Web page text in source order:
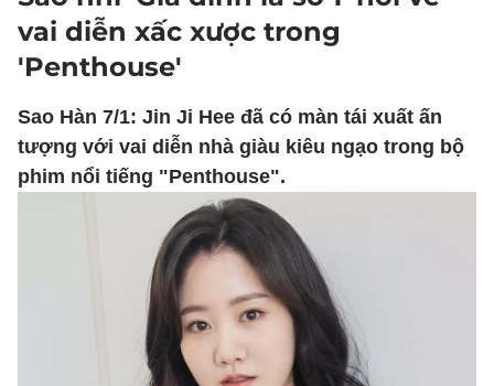
vai diễn xấc xược trong
'Penthouse'
Sao Hàn 7/1: Jin Ji Hee đã có màn tái xuất ấn
tượng với vai diễn nhà giàu kiêu ngạo trong bộ
phim nổi tiếng "Penthouse".